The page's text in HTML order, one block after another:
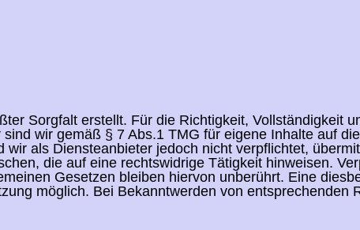
Sorgfalt erstellt. Für die Richtigkeit, Vollständigkeit
wir gemäß § 7 Abs.1 TMG für eigene Inhalte auf
als Diensteanbieter jedoch nicht verpflichtet,
die auf eine rechtswidrige Tätigkeit hinweisen.
Gesetzen bleiben hiervon unberührt. Eine
möglich. Bei Bekanntwerden von entsprechenden